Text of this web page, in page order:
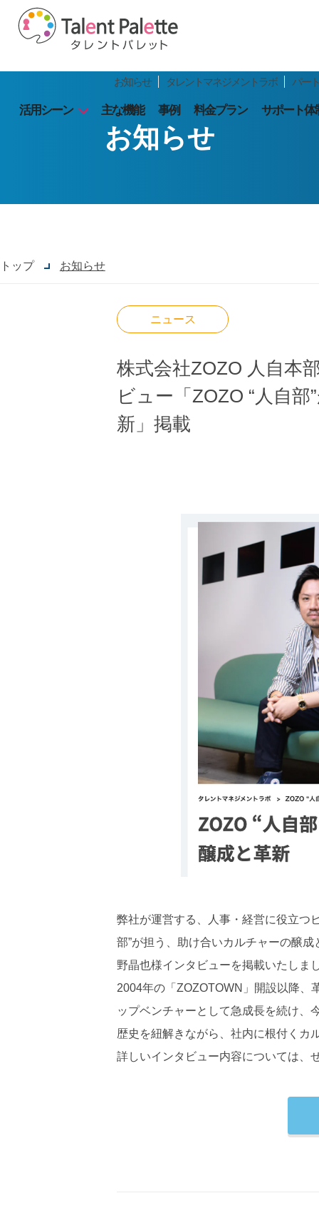
お知らせ タレントマネジメントラボ パー
活用シーン 主な機能 事例 料金プラン サポート体
お知らせ
トップ お知らせ
ニュース
株式会社ZOZO 人自本
ビュー「ZOZO “人自
新」掲載
弊社が運営する、人事・経営に役立つ
部”が担う、助け合いカルチャーの醸
野晶也様インタビューを掲載いたしま
2004年の「ZOZOTOWN」開設以降、
ップベンチャーとして急成長を続け、
歴史を紐解きながら、社内に根付くカ
詳しいインタビュー内容については、